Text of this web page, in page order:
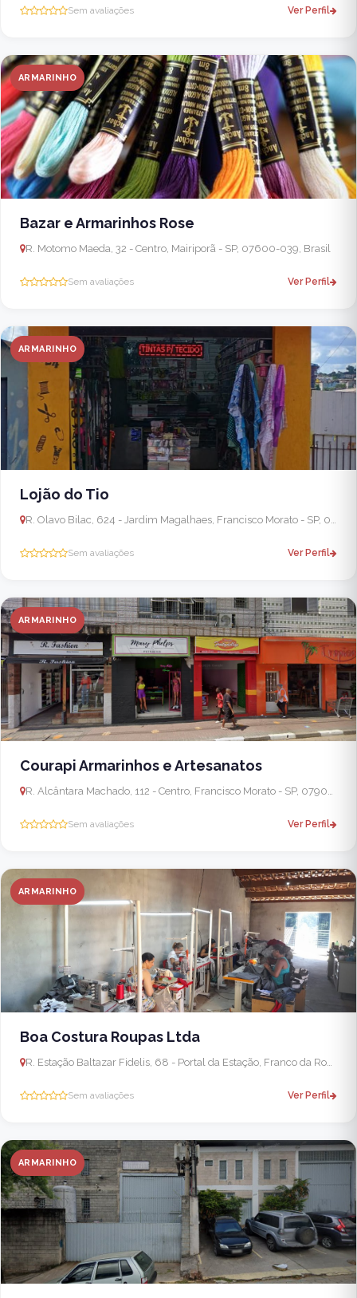
Sem avaliações Ver Perfil
ARMARINHO
Bazar e Armarinhos Rose
R. Motomo Maeda, 32 - Centro, Mairiporã - SP, 07600-039, Brasil
Sem avaliações Ver Perfil
ARMARINHO
Lojão do Tio
R. Olavo Bilac, 624 - Jardim Magalhaes, Francisco Morato - SP, 07914-060, Brasil
Sem avaliações Ver Perfil
ARMARINHO
Courapi Armarinhos e Artesanatos
R. Alcântara Machado, 112 - Centro, Francisco Morato - SP, 07908-080, Brasil
Sem avaliações Ver Perfil
ARMARINHO
Boa Costura Roupas Ltda
R. Estação Baltazar Fidelis, 68 - Portal da Estação, Franco da Rocha - SP, 07868-020, Brasil
Sem avaliações Ver Perfil
ARMARINHO